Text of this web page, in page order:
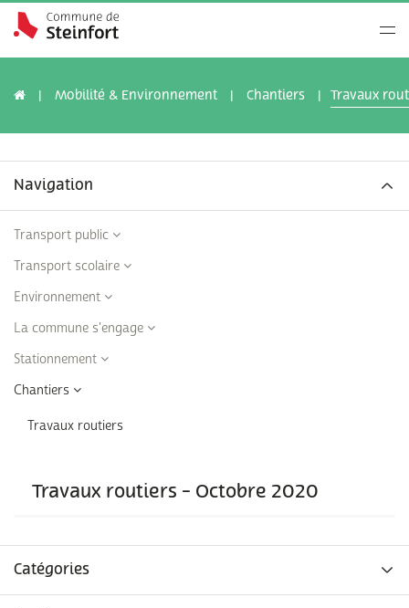
Mobilité & Environnement Chantiers Travaux
Navigation
Transport public
Transport scolaire
Environnement
La commune s'engage
Stationnement
Chantiers
Travaux routiers
Travaux routiers - Octobre 2020
Catégories